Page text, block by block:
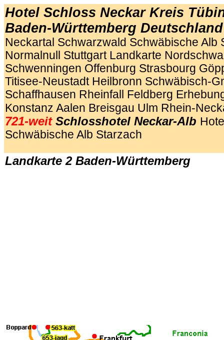
Hotel Schloss Neckar Kreis
Baden-Württemberg Deutschland
Neckartal Schwarzwald Schwäbische Alb
Normalnull Stuttgart Landkarte
Schwenningen Offenburg Strasbourg
Titisee-Neustadt Heilbronn Schwäbisch-
Schaffhausen Rheinfall Feldberg
Konstanz Aalen Breisgau Ulm Rhein-
721-weitSchlosshotel Neckar-Alb
Schwäbische Alb Starzach
Landkarte 2 Baden-Württemberg